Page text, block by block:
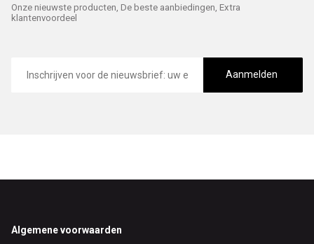
Onze nieuwste producten, De beste aanbiedingen, Extra
klantenvoordeel
mailadres
Aanmelden
Footer
Algemene voorwaarden